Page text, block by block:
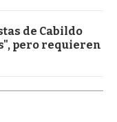
de Cabildo
pero requieren